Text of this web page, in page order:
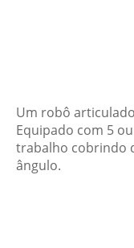
Um robô
Equipado com 5
trabalho cobrindo
ângulo.